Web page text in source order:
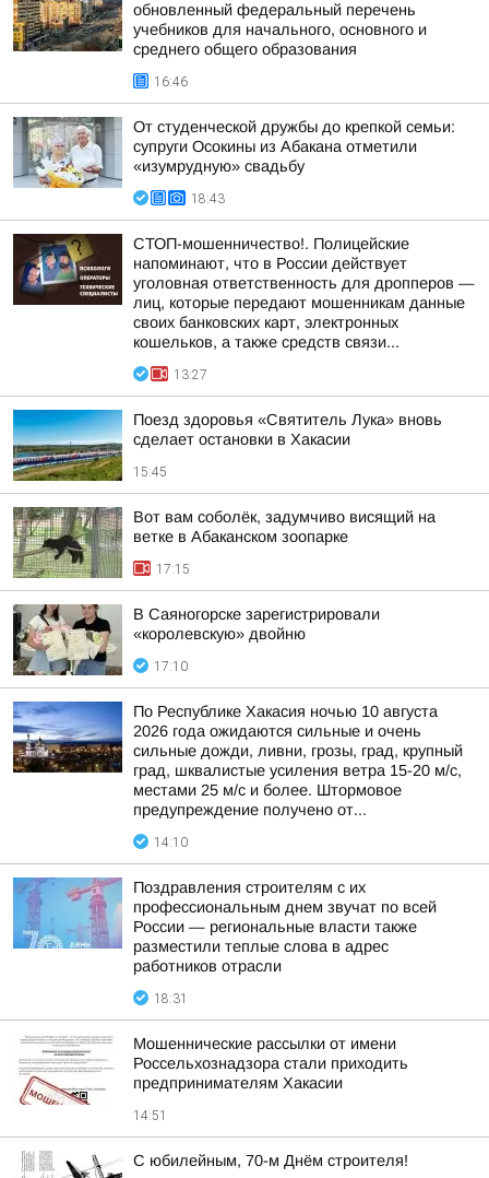
обновленный федеральный перечень
учебников для начального, основного и
среднего общего образования
16:46
От студенческой дружбы до крепкой семьи:
супруги Осокины из Абакана отметили
«изумрудную» свадьбу
18:43
СТОП-мошенничество!. Полицейские
напоминают, что в России действует
уголовная ответственность для дропперов —
лиц, которые передают мошенникам данные
своих банковских карт, электронных
кошельков, а также средств связи...
13:27
Поезд здоровья «Святитель Лука» вновь
сделает остановки в Хакасии
15:45
Вот вам соболёк, задумчиво висящий на
ветке в Абаканском зоопарке
17:15
В Саяногорске зарегистрировали
«королевскую» двойню
17:10
По Республике Хакасия ночью 10 августа
2026 года ожидаются сильные и очень
сильные дожди, ливни, грозы, град, крупный
град, шквалистые усиления ветра 15-20 м/с,
местами 25 м/с и более. Штормовое
предупреждение получено от...
14:10
Поздравления строителям с их
профессиональным днем звучат по всей
России — региональные власти также
разместили теплые слова в адрес
работников отрасли
18:31
Мошеннические рассылки от имени
Россельхознадзора стали приходить
предпринимателям Хакасии
14:51
С юбилейным, 70-м Днём строителя!